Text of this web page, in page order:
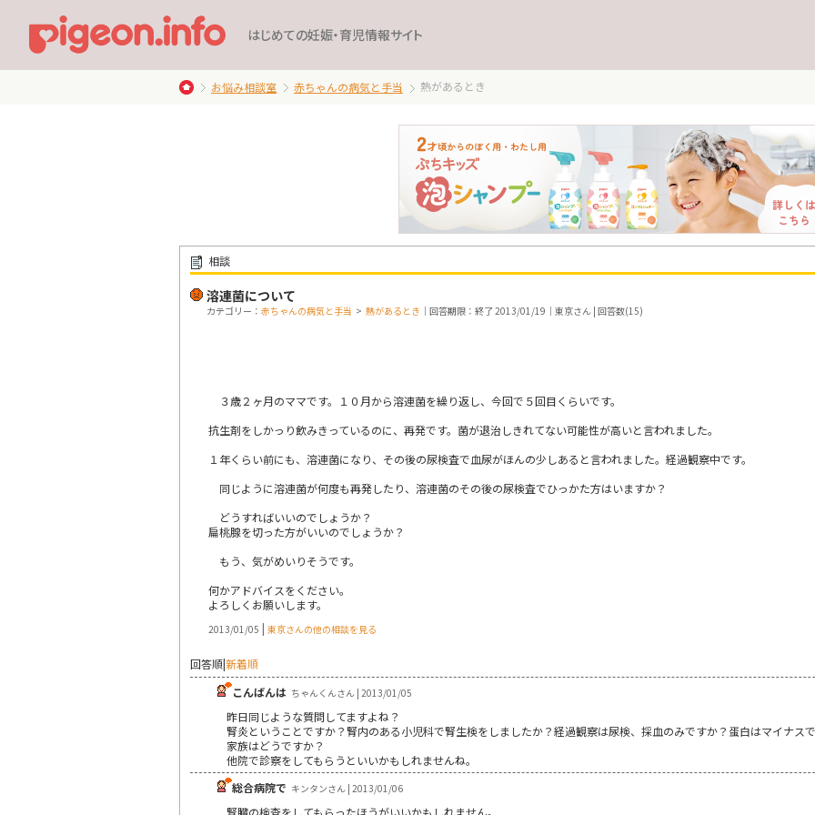
はじめての妊娠・育児情報サイト
お悩み相談室 赤ちゃんの病気と手当 熱があるとき
相談
溶連菌について
カテゴリー： 赤ちゃんの病気と手当 > 熱があるとき ｜回答期限：終了 2013/01/19｜東京さん | 回答数(15)
３歳２ヶ月のママです。１０月から溶連菌を繰り返し、今回で５回目くらいです。
抗生剤をしかっり飲みきっているのに、再発です。菌が退治しきれてない可能性が高いと言われました。
１年くらい前にも、溶連菌になり、その後の尿検査で血尿がほんの少しあると言われました。経過観察中です。
同じように溶連菌が何度も再発したり、溶連菌のその後の尿検査でひっかた方はいますか？
どうすればいいのでしょうか？
扁桃腺を切った方がいいのでしょうか？
もう、気がめいりそうです。
何かアドバイスをください。
よろしくお願いします。
2013/01/05 | 東京さんの他の相談を見る
回答順|新着順
こんばんは ちゃんくんさん | 2013/01/05
昨日同じような質問してますよね？
腎炎ということですか？腎内のある小児科で腎生検をしましたか？経過観察は尿検、採血のみですか？蛋白はマイナス
家族はどうですか？
他院で診察をしてもらうといいかもしれませんね。
総合病院で キンタンさん | 2013/01/06
腎臓の検査をしてもらったほうがいいかもしれません。